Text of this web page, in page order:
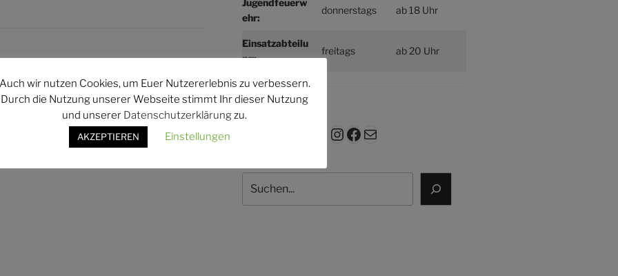
Nächster
Beitrag
WEITER
Dienstsport Einsatzabteilung
Jugendfeuerw
ehr:
donnerstags ab 18 Uhr
Einsatzabteilu
ng:
freitags ab 20 Uhr
Instagram
Facebook
E-Mail
Auch wir nutzen Cookies, um Euer Nutzererlebnis zu verbessern.
Durch die Nutzung unserer Webseite stimmt Ihr dieser Nutzung
und unserer Datenschutzerklärungzu.
AKZEPTIEREN Einstellungen